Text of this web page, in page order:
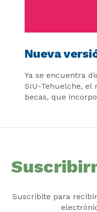
Nueva
Ya se encuentra
SIU-Tehuelche, el
becas, que
Suscribite para